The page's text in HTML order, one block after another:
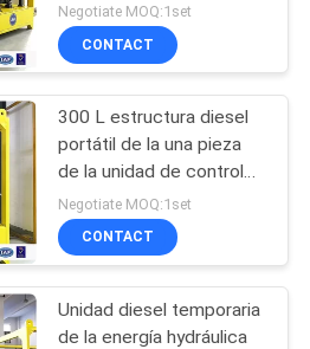
eléctrico
bisela
neumático
eléctrica pasa la función
Negotiate MOQ:1set
CONTACT
300 L estructura diesel
portátil de la una pieza
de la unidad de control
de la energía hydráulica
Negotiate MOQ:1set
CONTACT
Unidad diesel temporaria
de la energía hydráulica